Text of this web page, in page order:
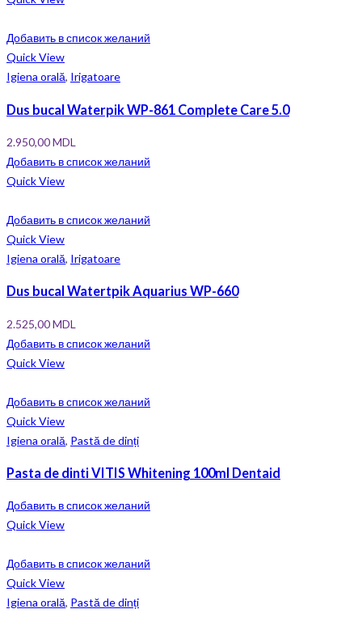
Добавить в список желаний
Quick View
Igiena orală, Irigatoare
Dus bucal Waterpik WP-861 Complete Care 5.0
2.950,00MDL
Добавить в список желаний
Quick View
Добавить в список желаний
Quick View
Igiena orală, Irigatoare
Dus bucal Watertpik Aquarius WP-660
2.525,00MDL
Добавить в список желаний
Quick View
Добавить в список желаний
Quick View
Igiena orală, Pastă de dinți
Pasta de dinti VITIS Whitening 100ml Dentaid
Добавить в список желаний
Quick View
Добавить в список желаний
Quick View
Igiena orală, Pastă de dinți